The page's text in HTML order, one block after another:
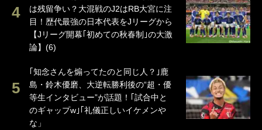
は残留争い？大混戦のJ2はRB大宮に注
目！歴代最強の日本代表をJリーグから
【Jリーグ開幕｢初めての秋春制｣の大激
論】(6)
｢知念さんを煽ってたのと同じ人？｣鹿
島・鈴木優磨、大逆転勝利後の“超・優
等生インタビュー”が話題！｢試合中と
のギャップw｣｢礼儀正しいイケメンや
な」